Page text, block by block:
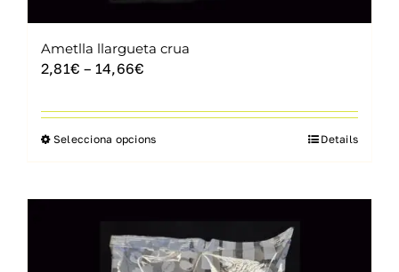
Ametlla llargueta crua
2,81€ – 14,66€
preus:
2,81€
Selecciona opcionsAquest
variants.
Les
Details